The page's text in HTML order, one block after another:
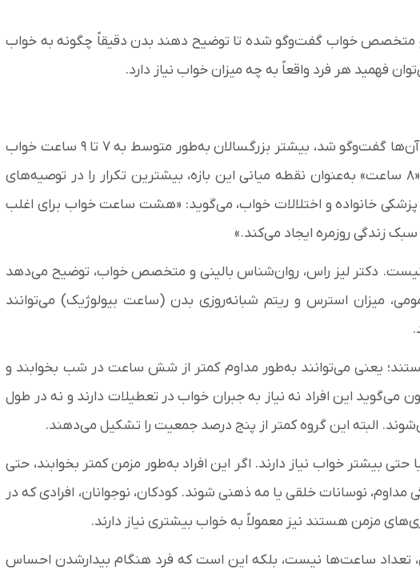
و متخصص خواب گفت‌وگو شده تا توضیح دهند بدن دقیقاً چگونه به خواب
هر فرد واقعاً به چه میزان خواب نیاز دارد.
به گفته هر سه متخصصی که در این گزارش با آن‌ها گفت‌وگو شد، بیشتر بزرگسالان به‌طور متوسط به ۷ تا ۹ ساعت خواب
شبانه نیاز دارند. به همین دلیل است که عدد «۸ ساعت» به‌عنوان نقطه میانی این بازه، بیشترین تکرار را در توصیه‌های
خانواده و اختلالات خواب، می‌گوید: «هشت ساعت خواب برای اغلب
زندگی روزمره ایجاد می‌کند.»
نیست. دکتر لیز راس، روان‌شناس بالینی و متخصص خواب، توضیح می‌دهد
میزان استرس و ریتم شبانه‌روزی بدن (ساعت بیولوژیک) می‌توانند
یعنی می‌توانند به‌طور مداوم کمتر از شش ساعت در شب بخوابند و
می‌گوید این افراد نه نیاز به جبران خواب در تعطیلات دارند و نه در طول
البته این گروه کمتر از پنج درصد جمعیت را تشکیل می‌دهند.
افراد به‌طور طبیعی به ۹ ساعت یا حتی بیشتر خواب نیاز دارند. اگر این افراد به‌طور مزمن کمتر بخوابند، حتی
نوسانات خلقی یا مه ذهنی شوند. کودکان، نوجوانان، افرادی که در
مزمن هستند نیز معمولاً به خواب بیشتری نیاز دارند.
تعداد ساعت‌ها نیست، بلکه این است که فرد هنگام بیدارشدن احساس